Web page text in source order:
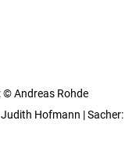
© Andreas Rohde
Hofmann | Sacher: